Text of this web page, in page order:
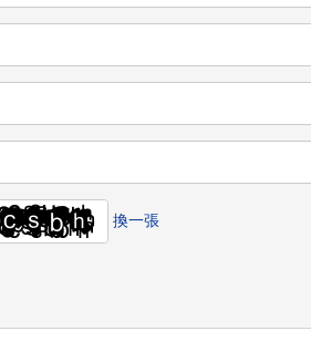
換一張